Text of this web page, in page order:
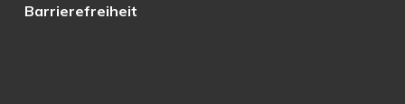
Barrierefreiheit